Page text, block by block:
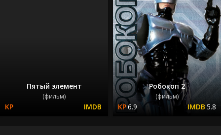
Пятый элемент
(фильм)
Робокоп 2
(фильм)
6.9 5.8